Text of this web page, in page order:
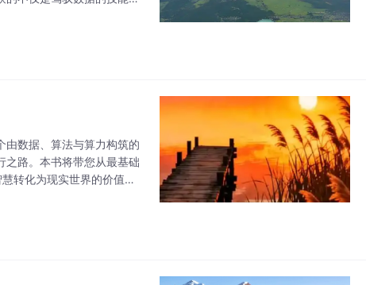
数据、算法与算力构筑的
之路。本书将带您从最基础
转化为现实世界的价值。